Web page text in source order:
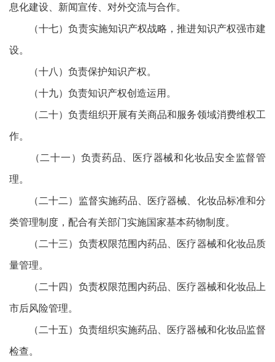
息化建设、新闻宣传、对外交流与合作。
（十七）负责实施知识产权战略，推进知识产权强市建
设。
（十八）负责保护知识产权。
（十九）负责知识产权创造运用。
（二十）负责组织开展有关商品和服务领域消费维权工
作。
（二十一）负责药品、医疗器械和化妆品安全监督管
理。
（二十二）监督实施药品、医疗器械、化妆品标准和分
类管理制度，配合有关部门实施国家基本药物制度。
（二十三）负责权限范围内药品、医疗器械和化妆品质
量管理。
（二十四）负责权限范围内药品、医疗器械和化妆品上
市后风险管理。
（二十五）负责组织实施药品、医疗器械和化妆品监督
检查。